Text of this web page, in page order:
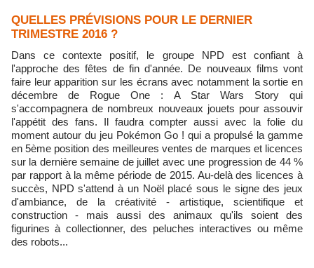
QUELLES PRÉVISIONS POUR LE DERNIER
TRIMESTRE 2016 ?
Dans ce contexte positif, le groupe NPD est confiant à
l'approche des fêtes de fin d'année. De nouveaux films vont
faire leur apparition sur les écrans avec notamment la sortie en
décembre de Rogue One : A Star Wars Story qui
s'accompagnera de nombreux nouveaux jouets pour assouvir
l'appétit des fans. Il faudra compter aussi avec la folie du
moment autour du jeu Pokémon Go ! qui a propulsé la gamme
en 5ème position des meilleures ventes de marques et licences
sur la dernière semaine de juillet avec une progression de 44 %
par rapport à la même période de 2015. Au-delà des licences à
succès, NPD s'attend à un Noël placé sous le signe des jeux
d'ambiance, de la créativité - artistique, scientifique et
construction - mais aussi des animaux qu'ils soient des
figurines à collectionner, des peluches interactives ou même
des robots...